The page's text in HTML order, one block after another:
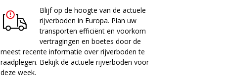
Blijf op de hoogte van de actuele
rijverboden in Europa. Plan uw
transporten efficiënt en voorkom
vertragingen en boetes door de
meest recente informatie over rijverboden te
raadplegen. Bekijk de actuele rijverboden voor
deze week.